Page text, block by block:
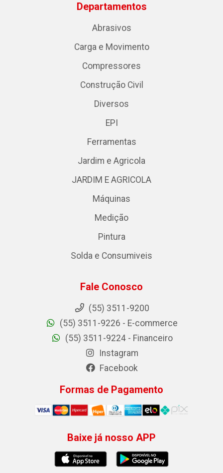
Departamentos
Abrasivos
Carga e Movimento
Compressores
Construção Civil
Diversos
EPI
Ferramentas
Jardim e Agricola
JARDIM E AGRICOLA
Máquinas
Medição
Pintura
Solda e Consumiveis
Fale Conosco
(55) 3511-9200
(55) 3511-9226 - E-commerce
(55) 3511-9224 - Financeiro
Instagram
Facebook
Formas de Pagamento
Baixe já nosso APP